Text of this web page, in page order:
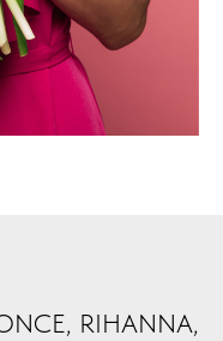
RIHANNA,